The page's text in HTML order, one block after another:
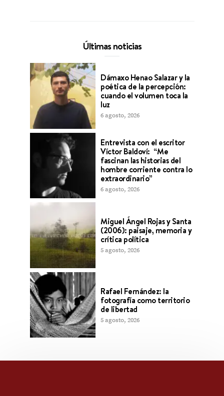
Últimas noticias
Dámaxo Henao Salazar y la
poética de la percepción:
cuando el volumen toca la
luz
6 agosto, 2026
Entrevista con el escritor
Víctor Baldoví: “Me
fascinan las historias del
hombre corriente contra lo
extraordinario”
6 agosto, 2026
Miguel Ángel Rojas y Santa
(2006): paisaje, memoria y
crítica política
5 agosto, 2026
Rafael Fernández: la
fotografía como territorio
de libertad
5 agosto, 2026